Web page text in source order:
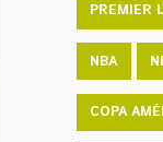
PREMIER
NBA
COPA